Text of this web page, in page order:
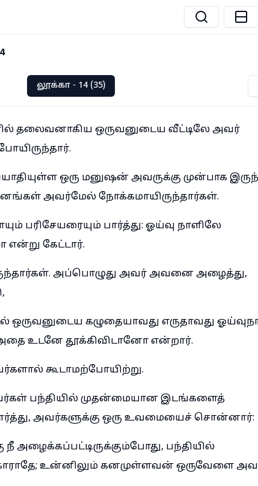
லூக்கா - 14 (35)
தலைவனாகிய ஒருவனுடைய வீட்டிலே அவர்
ஒரு மனுஷன் அவருக்கு முன்பாக
அவர்மேல் நோக்கமாயிருந்தார்கள்.
பரிசேயரையும் பார்த்து: ஓய்வு நாளிலே
என்று கேட்டார்.
அப்பொழுது அவர் அவனை அழைத்து,
கழுதையாவது எருதாவது
உடனே தூக்கிவிடானோ என்றார்.
கூடாமற்போயிற்று.
பந்தியில் முதன்மையான இடங்களைத்
அவர்களுக்கு ஒரு உவமையைச் சொன்னார்:
அழைக்கப்பட்டிருக்கும்போது, பந்தியில்
உன்னிலும் கனமுள்ளவன் ஒருவேளை